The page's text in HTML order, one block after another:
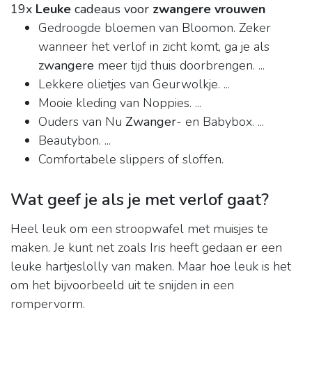
19x Leuke cadeaus voor zwangere vrouwen
Gedroogde bloemen van Bloomon. Zeker
wanneer het verlof in zicht komt, ga je als
zwangere meer tijd thuis doorbrengen. ...
Lekkere olietjes van Geurwolkje. ...
Mooie kleding van Noppies. ...
Ouders van Nu Zwanger- en Babybox. ...
Beautybon. ...
Comfortabele slippers of sloffen.
Wat geef je als je met verlof gaat?
Heel leuk om een stroopwafel met muisjes te
maken. Je kunt net zoals Iris heeft gedaan er een
leuke hartjeslolly van maken. Maar hoe leuk is het
om het bijvoorbeeld uit te snijden in een
rompervorm.